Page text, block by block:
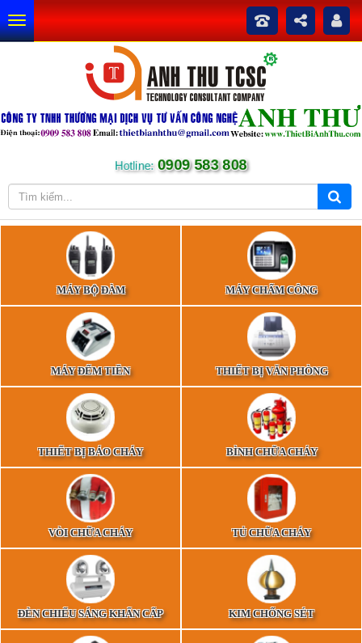
Hotline: 0909 583 808
MÁY BỘ ĐÀM MÁY CHẤM CÔNG
MÁY ĐẾM TIỀN THIẾT BỊ VĂN PHÒNG
THIẾT BỊ BÁO CHÁY BÌNH CHỮA CHÁY
VÒI CHỮA CHÁY TỦ CHỮA CHÁY
ĐÈN CHIẾU SÁNG KHẨN CẤP KIM CHỐNG SÉT